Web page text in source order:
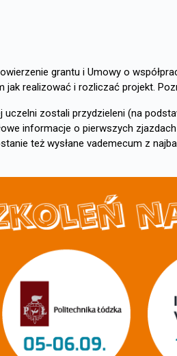
grantu i Umowy o
realizować i rozliczać projekt.
zostali przydzieleni (na
informacje o pierwszych
też wysłane vademecum z